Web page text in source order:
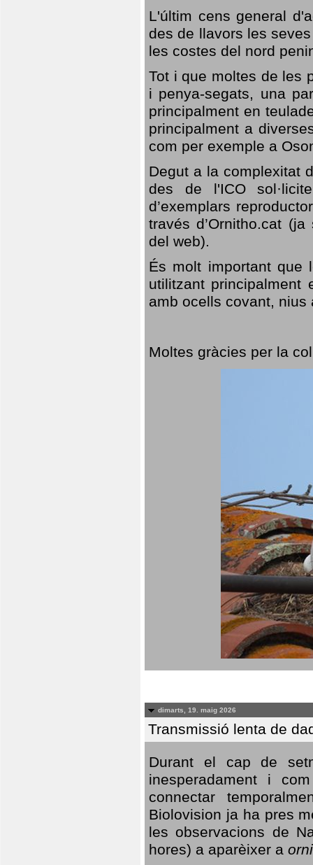
L'últim cens general
des de llavors les
les costes del nord
Tot i que moltes de les
i penya-segats, una
principalment en
principalment a
com per exemple a
Degut a la complexitat
des de l'ICO
d’exemplars
través d’Ornitho.cat
del web).
És molt important que
utilitzant
amb ocells covant,
Moltes gràcies per la
dimarts, 19. maig 2026
Transmissió lenta de
Durant el cap de
inesperadament i
connectar
Biolovision ja ha pres
les observacions de
hores) a aparèixer a